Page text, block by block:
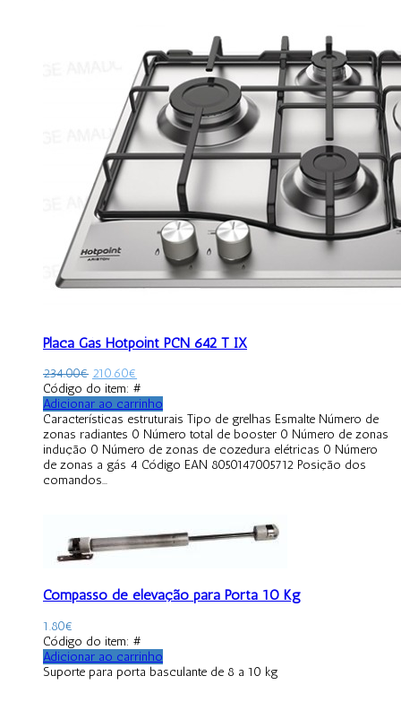
Placa Gás Hotpoint PCN 642 T IX
234.00€ 210.60€
Código do item: #
Adicionar ao carrinho
Características estruturais Tipo de grelhas Esmalte Número de
zonas radiantes 0 Número total de booster 0 Número de zonas
indução 0 Número de zonas de cozedura elétricas 0 Número
de zonas a gás 4 Código EAN 8050147005712 Posição dos
comandos...
Compasso de elevação para Porta 10 Kg
1.80€
Código do item: #
Adicionar ao carrinho
Suporte para porta basculante de 8 a 10 kg